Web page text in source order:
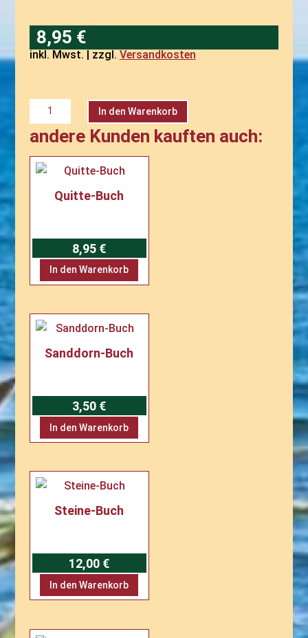
8,95 €
inkl. Mwst. | zzgl. Versandkosten
Sanddornbuch
Menge
In den Warenkorb
A
t
e
andere Kunden kauften auch:
Quitte-Buch
8,95 €
In den Warenkorb
Sanddorn-Buch
3,50 €
In den Warenkorb
Steine-Buch
12,00 €
In den Warenkorb